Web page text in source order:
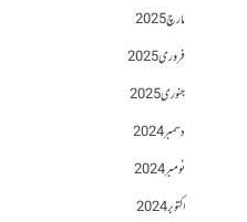
مارچ 2025
فروری 2025
جنوری 2025
دسمبر 2024
نومبر 2024
اکتوبر 2024